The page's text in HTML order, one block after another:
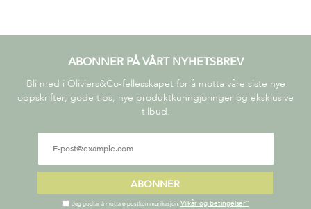
ABONNER PÅ VÅRT NYHETSBREV
Bli med i Oliviers&Co-fellesskapet for å motta våre siste nye
oppskrifter, gode tips, nye produktkunngjøringer og eksklusive
tilbud.
ABONNER
Jeg godtar å motta e-postkommunikasjon. Vilkår og betingelser"